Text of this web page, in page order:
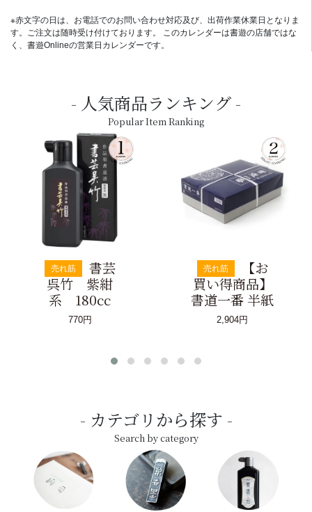
※赤文字の日は、お電話でのお問い合わせ対応及び、出荷作業休業日となりま
す。ご注文は随時受け付けております。 このカレンダーは書遊の店舗ではな
く、書遊Onlineの営業日カレンダーです。
人気商品ランキング
Popular Item Ranking
売れ筋
書芸
呉竹 紫紺
系 180cc
770円
売れ筋
【お
買い得商品】
書道一番 半紙
2,904円
カテゴリから探す
Search by category